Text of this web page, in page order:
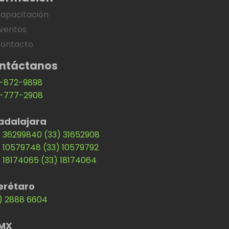
872-9898
777-2908
(33) 31652908
(33) 10579792
(33) 18174064
2888 6604